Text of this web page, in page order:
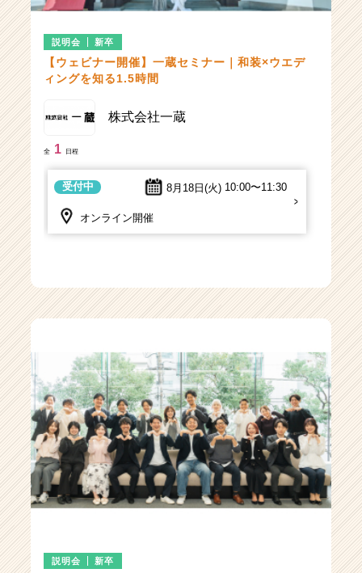
説明会 新卒
【ウェビナー開催】一蔵セミナー｜和装×ウエデ
ィングを知る1.5時間
株式会社一蔵
全 1 日程
8月18日(火) 10:00〜11:30
受付中
オンライン開催
説明会 新卒